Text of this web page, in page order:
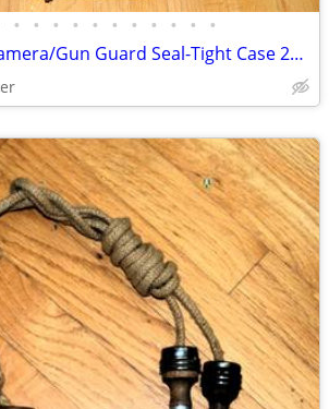
• • • • • • • • • • •
Doskocil 65300 Camera/Gun Guard Seal-Tight Case 20" x 16" x 9"